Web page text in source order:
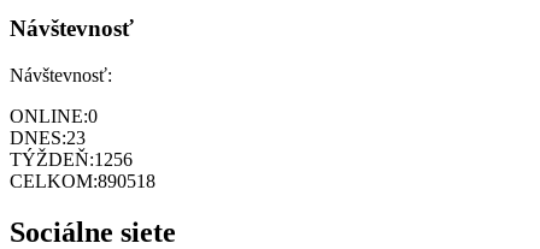
Návštevnosť
Návštevnosť:
ONLINE:0
DNES:23
TÝŽDEŇ:1256
CELKOM:890518
Sociálne siete